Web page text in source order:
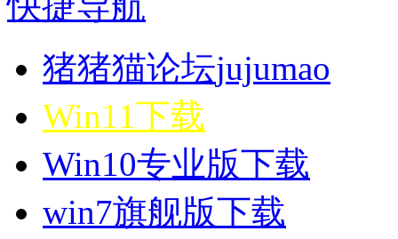
猪猪猫论坛jujumao
Win11下载
Win10专业版下载
win7旗舰版下载